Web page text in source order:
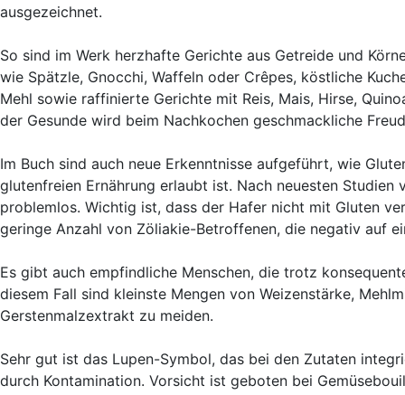
ausgezeichnet.
So sind im Werk herzhafte Gerichte aus Getreide und
wie Spätzle, Gnocchi, Waffeln oder Crêpes, köstliche
Mehl sowie raffinierte Gerichte mit Reis, Mais, Hirse,
der Gesunde wird beim Nachkochen geschmackliche
Im Buch sind auch neue Erkenntnisse aufgeführt, wie
glutenfreien Ernährung erlaubt ist. Nach neuesten
problemlos. Wichtig ist, dass der Hafer nicht mit Gluten
geringe Anzahl von Zöliakie-Betroffenen, die negativ auf
Es gibt auch empfindliche Menschen, die trotz
diesem Fall sind kleinste Mengen von Weizenstärke,
Gerstenmalzextrakt zu meiden.
Sehr gut ist das Lupen-Symbol, das bei den Zutaten
durch Kontamination. Vorsicht ist geboten bei